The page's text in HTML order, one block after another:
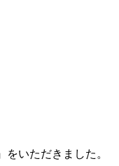
いただきました。